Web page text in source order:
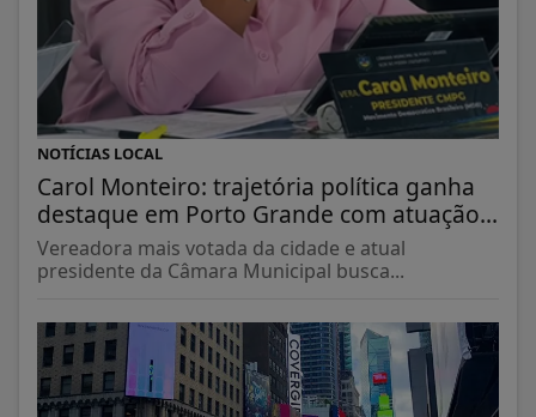
NOTÍCIAS LOCAL
Carol Monteiro: trajetória política ganha
destaque em Porto Grande com atuação...
Vereadora mais votada da cidade e atual
presidente da Câmara Municipal busca...